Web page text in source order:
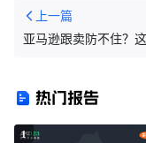
上一篇
亚马逊跟卖防不住？这
热门报告
1